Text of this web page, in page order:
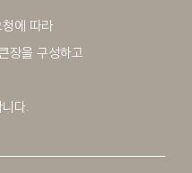
에 따라
장을 구성하고
다.